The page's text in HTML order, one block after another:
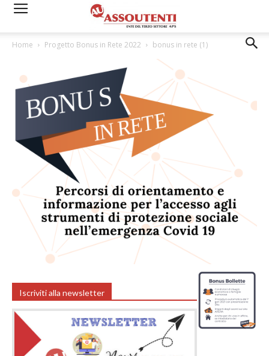
Home Progetto Bonus in Rete 2022 bonus in rete (1)
Iscriviti alla newsletter